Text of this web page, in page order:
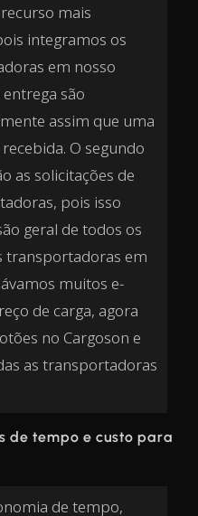
mais
integramos os
em nosso
são
assim que uma
O segundo
as solicitações de
pois isso
geral de todos os
transportadoras em
muitos e-
de carga, agora
no Cargoson e
as transportadoras
de tempo e custo para
de tempo,